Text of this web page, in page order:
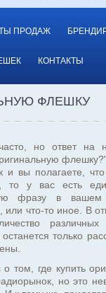
ПРОДАЖ
КОНТАКТЫ
ФЛЕШКУ
но ответ на
и вы полагаете,
то у вас есть
фразу в
или что-то иное. В
только
том, где купить
но это